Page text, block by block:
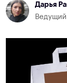
Дарья
Ведущий